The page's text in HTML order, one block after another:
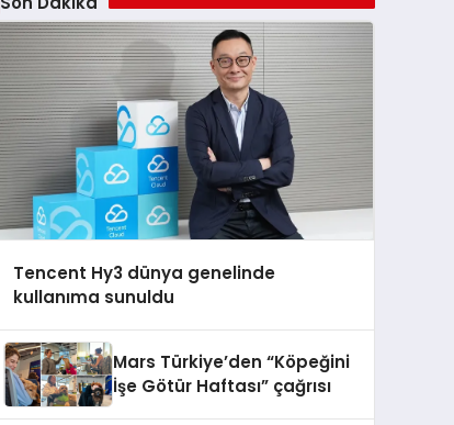
Tencent Hy3 dünya genelinde
kullanıma sunuldu
Mars Türkiye’den “Köpeğini
İşe Götür Haftası” çağrısı